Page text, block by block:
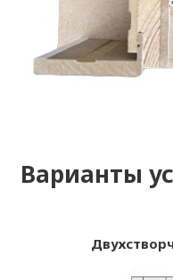
Варианты